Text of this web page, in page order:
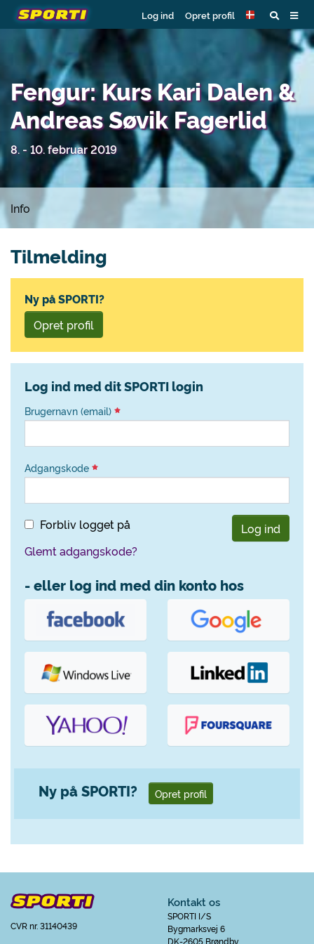
Log ind Opret profil
Fengur: Kurs Kari Dalen &
Andreas Søvik Fagerlid
8. - 10. februar 2019
Info
Tilmelding
Ny på SPORTI?
Opret profil
Log ind med dit SPORTI login
Brugernavn (email)
Adgangskode
Forbliv logget på
Log ind
Glemt adgangskode?
- eller log ind med din konto hos
Ny på SPORTI? Opret profil
CVR nr. 31140439
Kontakt os
SPORTI I/S
Bygmarksvej 6
DK-2605 Brøndby